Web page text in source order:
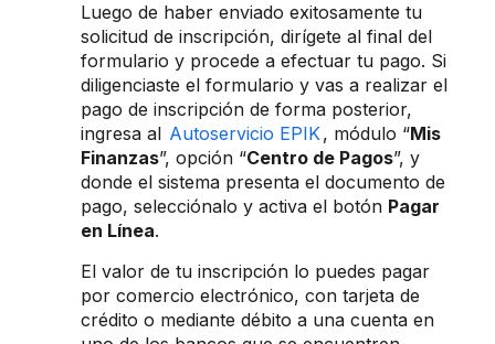
Luego de haber enviado exitosamente tu
solicitud de inscripción, dirígete al final del
formulario y procede a efectuar tu pago. Si
diligenciaste el formulario y vas a realizar el
pago de inscripción de forma posterior,
ingresa al Autoservicio EPIK, módulo “Mis
Finanzas”, opción “Centro de Pagos”, y
donde el sistema presenta el documento de
pago, selecciónalo y activa el botón Pagar
en Línea.
El valor de tu inscripción lo puedes pagar
por comercio electrónico, con tarjeta de
crédito o mediante débito a una cuenta en